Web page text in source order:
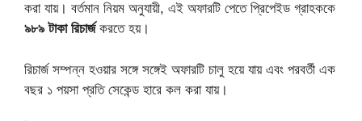
করা যায়। বর্তমান নিয়ম অনুযায়ী, এই অফারটি পেতে প্রিপেইড গ্রাহককে
৯৮৯ টাকা রিচার্জকরতে হয়।
রিচার্জ সম্পন্ন হওয়ার সঙ্গে সঙ্গেই অফারটি চালু হয়ে যায় এবং পরবর্তী এক
বছর ১ পয়সা প্রতি সেকেন্ড হারে কল করা যায়।